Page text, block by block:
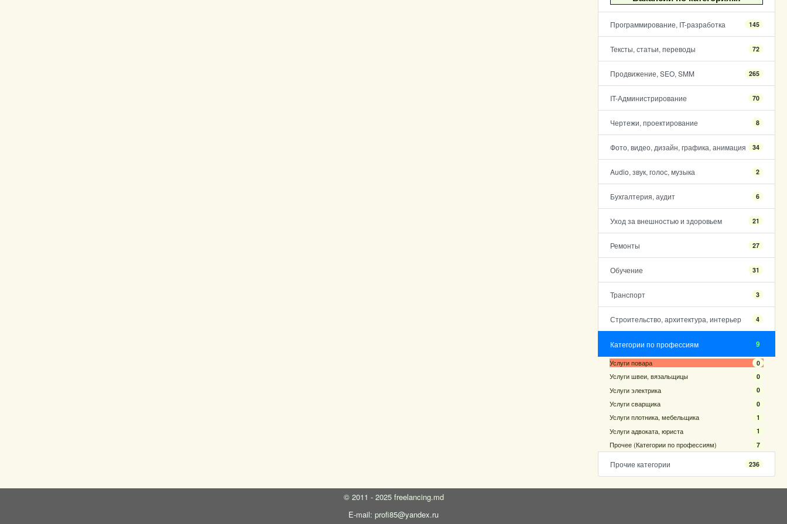
Программирование, IT-разработка 145
Тексты, статьи, переводы 72
Продвижение, SEO, SMM 265
IT-Администрирование 70
Чертежи, проектирование 8
Фото, видео, дизайн, графика, анимация 34
Audio, звук, голос, музыка 2
Бухгалтерия, аудит 6
Уход за внешностью и здоровьем 21
Ремонты 27
Обучение 31
Транспорт 3
Строительство, архитектура, интерьер 4
Категории по профессиям 9
Услуги повара 0
Услуги швеи, вязальщицы 0
Услуги электрика 0
Услуги сварщика 0
Услуги плотника, мебельщика 1
Услуги адвоката, юриста 1
Прочее (Категории по профессиям) 7
Прочие категории 236
© 2011 - 2025 freelancing.md
E-mail: profi85@yandex.ru